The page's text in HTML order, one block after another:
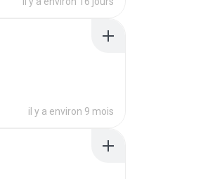
il y a environ 9 mois